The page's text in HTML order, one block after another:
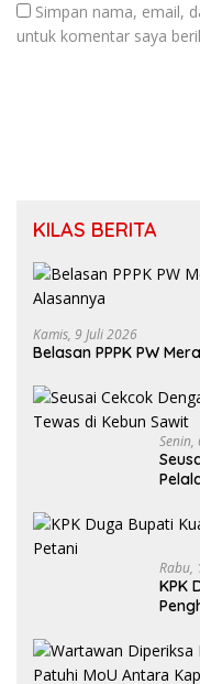
Simpan nama, email,
untuk komentar saya
KILAS BERITA
Kamis, 9 Juli 2026
Belasan PPPK PW
Senin,
Rabu,
KPK